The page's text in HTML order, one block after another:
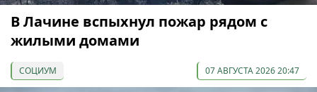
В Лачине вспыхнул пожар рядом с
жилыми домами
СОЦИУМ 07 АВГУСТА 2026 20:47